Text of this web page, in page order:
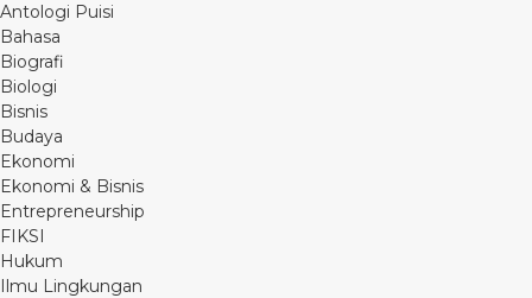
Antologi Puisi
Bahasa
Biografi
Biologi
Bisnis
Budaya
Ekonomi
Ekonomi & Bisnis
Entrepreneurship
FIKSI
Hukum
Ilmu Lingkungan